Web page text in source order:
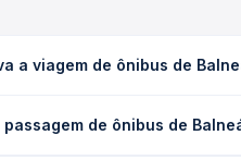
a viagem de ônibus de
ou leito) e as condições
de ônibus de